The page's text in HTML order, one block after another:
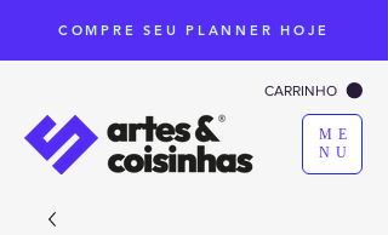
CARRINHO
COMPRE SEU PLANNER HOJE
ME
NU